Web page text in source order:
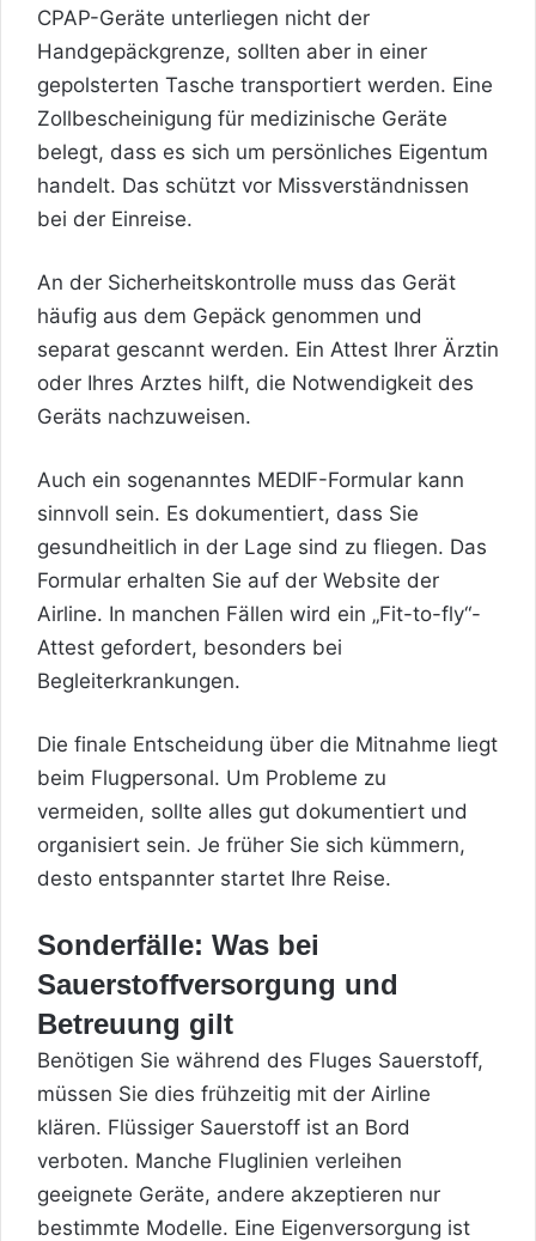
CPAP-Geräte unterliegen nicht der
Handgepäckgrenze, sollten aber in einer
gepolsterten Tasche transportiert werden. Eine
Zollbescheinigung für medizinische Geräte
belegt, dass es sich um persönliches Eigentum
handelt. Das schützt vor Missverständnissen
bei der Einreise.
An der Sicherheitskontrolle muss das Gerät
häufig aus dem Gepäck genommen und
separat gescannt werden. Ein Attest Ihrer Ärztin
oder Ihres Arztes hilft, die Notwendigkeit des
Geräts nachzuweisen.
Auch ein sogenanntes MEDIF-Formular kann
sinnvoll sein. Es dokumentiert, dass Sie
gesundheitlich in der Lage sind zu fliegen. Das
Formular erhalten Sie auf der Website der
Airline. In manchen Fällen wird ein „Fit-to-fly“-
Attest gefordert, besonders bei
Begleiterkrankungen.
Die finale Entscheidung über die Mitnahme liegt
beim Flugpersonal. Um Probleme zu
vermeiden, sollte alles gut dokumentiert und
organisiert sein. Je früher Sie sich kümmern,
desto entspannter startet Ihre Reise.
Sonderfälle: Was bei
Sauerstoffversorgung und
Betreuung gilt
Benötigen Sie während des Fluges Sauerstoff,
müssen Sie dies frühzeitig mit der Airline
klären. Flüssiger Sauerstoff ist an Bord
verboten. Manche Fluglinien verleihen
geeignete Geräte, andere akzeptieren nur
bestimmte Modelle. Eine Eigenversorgung ist